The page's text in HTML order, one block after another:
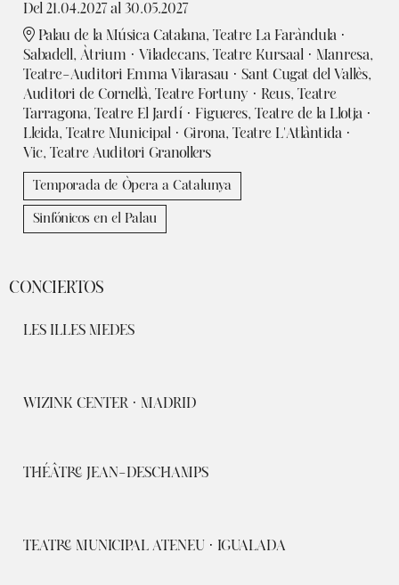
Del 21.04.2027 al 30.05.2027
Palau de la Música Catalana, Teatre La Faràndula ·
Sabadell, Àtrium · Viladecans, Teatre Kursaal · Manresa,
Teatre-Auditori Emma Vilarasau · Sant Cugat del Vallès,
Auditori de Cornellà, Teatre Fortuny · Reus, Teatre
Tarragona, Teatre El Jardí · Figueres, Teatre de la Llotja ·
Lleida, Teatre Municipal · Girona, Teatre L'Atlàntida ·
Vic, Teatre Auditori Granollers
Temporada de Òpera a Catalunya
Sinfónicos en el Palau
CONCIERTOS
LES ILLES MEDES
WIZINK CENTER · MADRID
THÉÂTRE JEAN-DESCHAMPS
TEATRE MUNICIPAL ATENEU · IGUALADA